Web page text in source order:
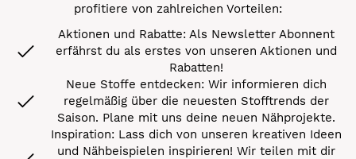
profitiere von zahlreichen Vorteilen:
Aktionen und Rabatte: Als Newsletter Abonnent
erfährst du als erstes von unseren Aktionen und
Rabatten!
Neue Stoffe entdecken: Wir informieren dich
regelmäßig über die neuesten Stofftrends der
Saison. Plane mit uns deine neuen Nähprojekte.
Inspiration: Lass dich von unseren kreativen Ideen
und Nähbeispielen inspirieren! Wir teilen mit dir